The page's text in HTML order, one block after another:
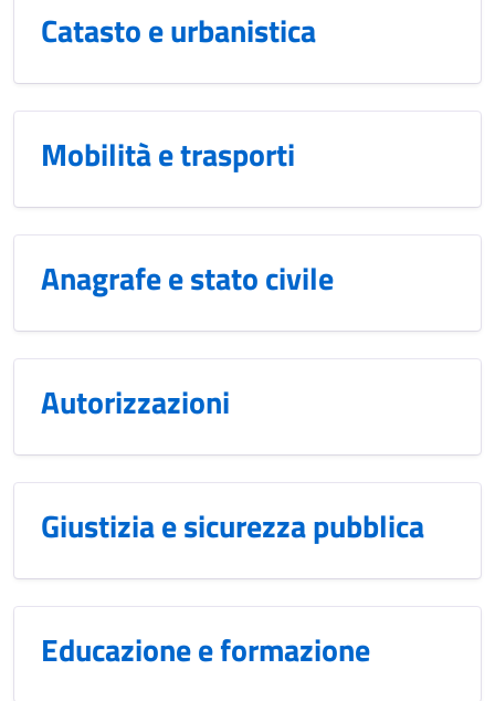
Catasto e urbanistica
Mobilità e trasporti
Anagrafe e stato civile
Autorizzazioni
Giustizia e sicurezza pubblica
Educazione e formazione